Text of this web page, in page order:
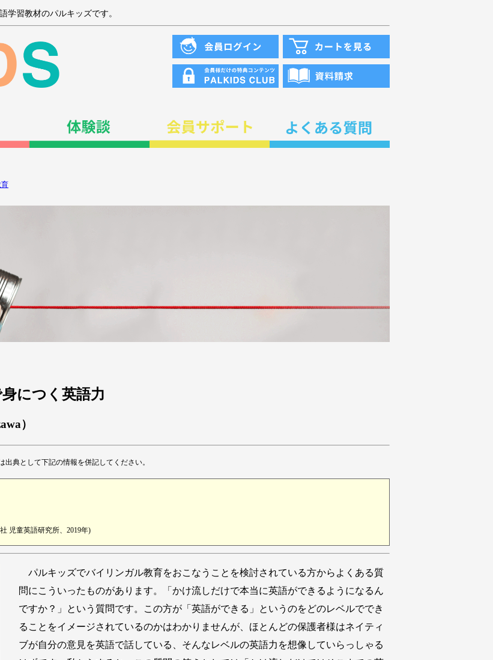
学習教材のパルキッズです。
につく英語力
）
典として下記の情報を併記してください。
児童英語研究所、2019年)
パルキッズでバイリンガル教育をおこなうことを検討されている方からよくある質
問にこういったものがあります。「かけ流しだけで本当に英語ができるようになるん
ですか？」という質問です。この方が「英語ができる」というのをどのレベルででき
ることをイメージされているのかはわかりませんが、ほとんどの保護者様はネイティ
ブが自分の意見を英語で話している、そんなレベルの英語力を想像していらっしゃる